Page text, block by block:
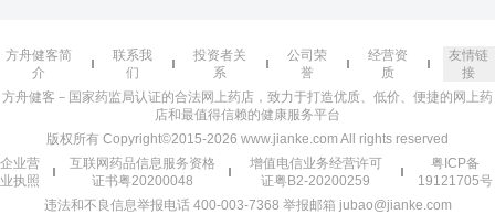
方舟健客简
介
联系我
们
投资者关
系
公司荣
誉
经营资
质
友情链
接
方舟健客－国家药监局认证的合法网上药店，致力于打造优质、低价、便捷的网上药
店和最值得信赖的健康服务平台
版权所有 Copyright©2015-2026 www.jianke.com All rights reserved
企业营
业执照
互联网药品信息服务资格
证书粤20200048
增值电信业务经营许可
证粤B2-20200259
粤ICP备
19121705号
违法和不良信息举报电话 400-003-7368 举报邮箱 jubao@jianke.com